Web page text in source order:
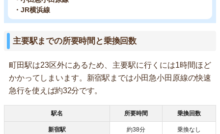
・JR横浜線
主要駅までの所要時間と乗換回数
町田駅は23区外にあるため、主要駅に行くには1時間ほど
かかってしまいます。新宿駅までは小田急小田原線の快速
急行を使えば約32分です。
駅名 所要時間 乗換回数
新宿駅 約38分 乗換なし